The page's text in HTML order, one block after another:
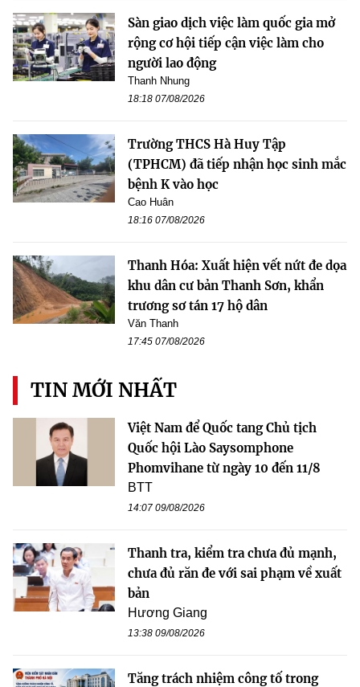
Sàn giao dịch việc làm quốc gia mở
rộng cơ hội tiếp cận việc làm cho
người lao động
Thanh Nhung
18:18 07/08/2026
Trường THCS Hà Huy Tập
(TPHCM) đã tiếp nhận học sinh mắc
bệnh K vào học
Cao Huân
18:16 07/08/2026
Thanh Hóa: Xuất hiện vết nứt đe dọa
khu dân cư bản Thanh Sơn, khẩn
trương sơ tán 17 hộ dân
Văn Thanh
17:45 07/08/2026
TIN MỚI NHẤT
Việt Nam để Quốc tang Chủ tịch
Quốc hội Lào Saysomphone
Phomvihane từ ngày 10 đến 11/8
BTT
14:07 09/08/2026
Thanh tra, kiểm tra chưa đủ mạnh,
chưa đủ răn đe với sai phạm về xuất
bản
Hương Giang
13:38 09/08/2026
Tăng trách nhiệm công tố trong